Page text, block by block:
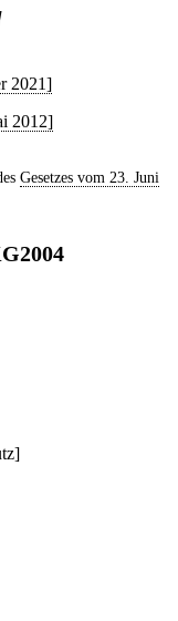
2021]
2012]
Gesetzes vom 23. Juni
]